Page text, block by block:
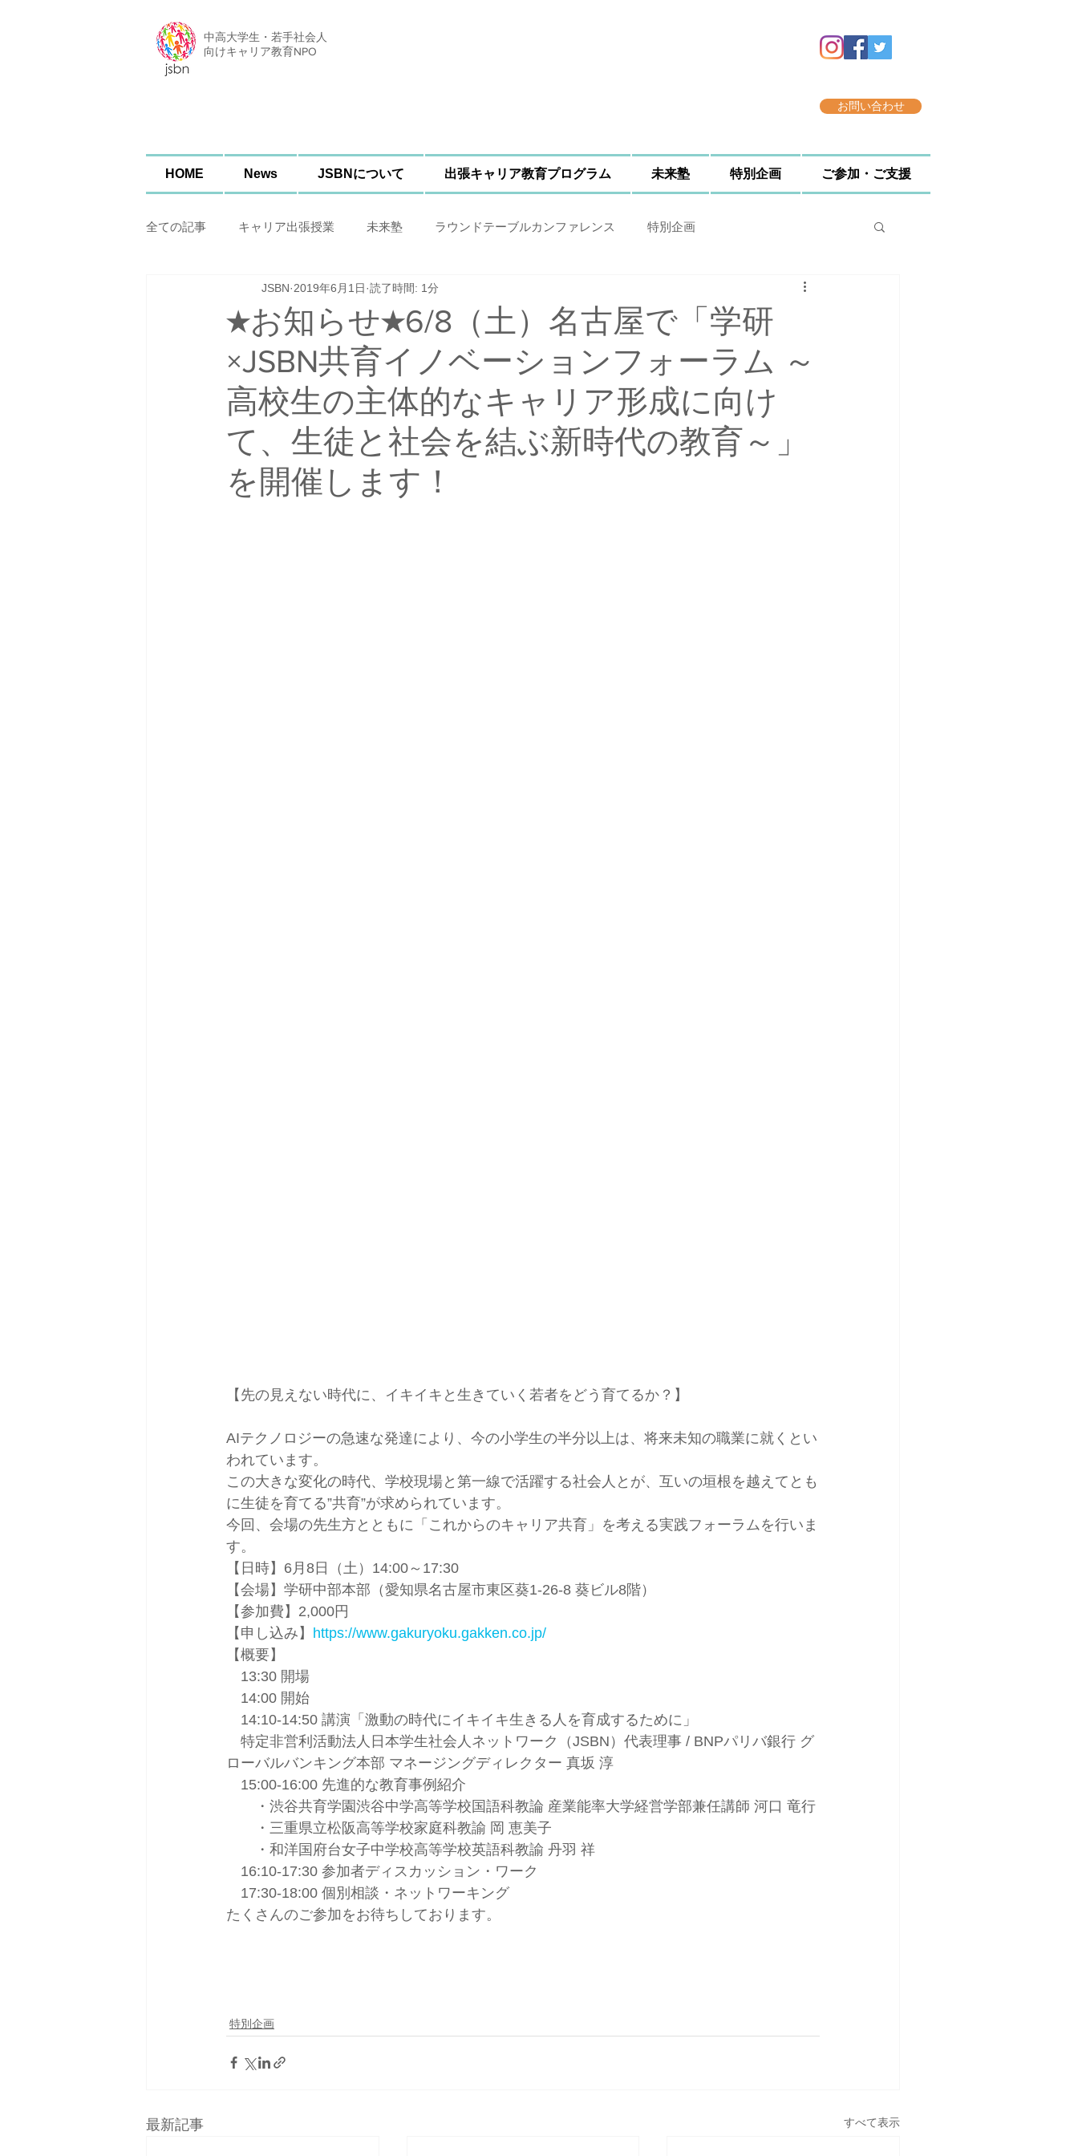
中高大学生・若手社会人
​向けキャリア教育NPO
お問い合わせ
HOME News JSBNについて 出張キャリア教育プログラム 未来塾 特別企画 ご参加・ご支援
全ての記事 キャリア出張授業 未来塾 ラウンドテーブルカンファレンス 特別企画
★お知らせ★6/8（土）名古屋で「学研
×JSBN共育イノベーションフォーラム ～
高校生の主体的なキャリア形成に向け
て、生徒と社会を結ぶ新時代の教育～」
を開催します！
JSBN 2019年6月1日 読了時間: 1分
【先の見えない時代に、イキイキと生きていく若者をどう育てるか？】
AIテクノロジーの急速な発達により、今の小学生の半分以上は、将来未知の職業に就くとい
われています。
この大きな変化の時代、学校現場と第一線で活躍する社会人とが、互いの垣根を越えてとも
に生徒を育てる”共育”が求められています。
今回、会場の先生方とともに「これからのキャリア共育」を考える実践フォーラムを行いま
す。
【日時】6月8日（土）14:00～17:30
【会場】学研中部本部（愛知県名古屋市東区葵1-26-8 葵ビル8階）
【参加費】2,000円
【申し込み】 https://www.gakuryoku.gakken.co.jp/
【概要】
13:30 開場
14:00 開始
14:10-14:50 講演「激動の時代にイキイキ生きる人を育成するために」
特定非営利活動法人日本学生社会人ネットワーク（JSBN）代表理事 / BNPパリバ銀行 グ
ローバルバンキング本部 マネージングディレクター 真坂 淳
15:00-16:00 先進的な教育事例紹介
・渋谷共育学園渋谷中学高等学校国語科教論 産業能率大学経営学部兼任講師 河口 竜行
・三重県立松阪高等学校家庭科教諭 岡 恵美子
・和洋国府台女子中学校高等学校英語科教諭 丹羽 祥
16:10-17:30 参加者ディスカッション・ワーク
17:30-18:00 個別相談・ネットワーキング
たくさんのご参加をお待ちしております。
特別企画
最新記事 すべて表示